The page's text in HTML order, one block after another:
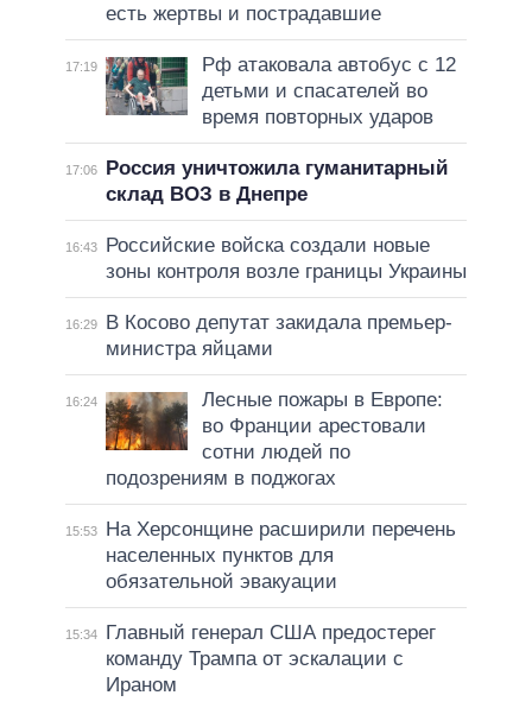
есть жертвы и пострадавшие
17:19
Рф атаковала автобус с 12
детьми и спасателей во
время повторных ударов
17:06
Россия уничтожила гуманитарный
склад ВОЗ в Днепре
16:43
Российские войска создали новые
зоны контроля возле границы Украины
16:29
В Косово депутат закидала премьер-
министра яйцами
16:24
Лесные пожары в Европе:
во Франции арестовали
сотни людей по
подозрениям в поджогах
15:53
На Херсонщине расширили перечень
населенных пунктов для
обязательной эвакуации
15:34
Главный генерал США предостерег
команду Трампа от эскалации с
Ираном